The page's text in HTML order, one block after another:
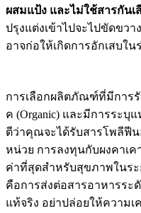
ผสมแป้ง และไม่ใช้สารกันเ
ปรุงแต่งเข้าไปจะไปขัดขว
อาจก่อให้เกิดการอักเสบใ
การเลือกผลิตภัณฑ์ที่มีการ
ค (Organic) และมีการระบุ
ตีว่าคุณจะได้รับสารโพลีฟีน
หน่วย การลงทุนกับผงคาเ
ค่าที่สุดสำหรับสุขภาพในร
คือการส่งต่อสารอาหารระ
แท้จริง อย่าปล่อยให้ความ